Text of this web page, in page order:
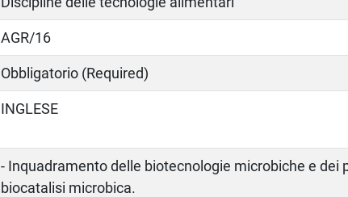
AGR/16
Obbligatorio (Required)
INGLESE
- Inquadramento delle biotecnologie microbiche e dei
biocatalisi microbica.